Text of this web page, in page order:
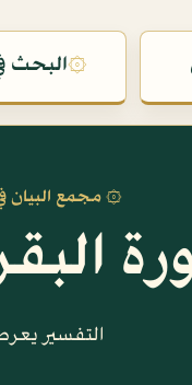
۞البحث
۞ مجمع البيان
التفسير يعرض